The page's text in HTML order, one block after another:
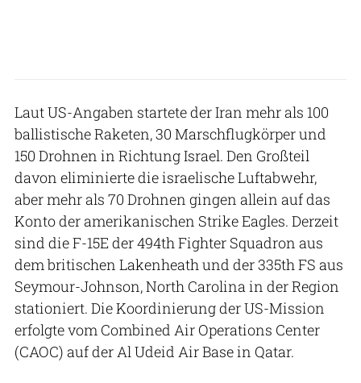
Laut US-Angaben startete der Iran mehr als 100
ballistische Raketen, 30 Marschflugkörper und
150 Drohnen in Richtung Israel. Den Großteil
davon eliminierte die israelische Luftabwehr,
aber mehr als 70 Drohnen gingen allein auf das
Konto der amerikanischen Strike Eagles. Derzeit
sind die F-15E der 494th Fighter Squadron aus
dem britischen Lakenheath und der 335th FS aus
Seymour-Johnson, North Carolina in der Region
stationiert. Die Koordinierung der US-Mission
erfolgte vom Combined Air Operations Center
(CAOC) auf der Al Udeid Air Base in Qatar.